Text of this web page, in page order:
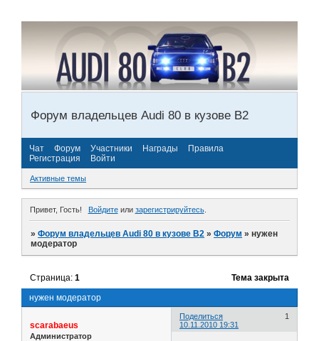
Форум владельцев Audi 80 в кузове В2
Чат Форум Участники Награды
Правила
Регистрация
Войти
Активные темы
Привет, Гость! Войдитеили зарегистрируйтесь.
»Форум владельцев Audi 80 в кузове В2 »Форум »нужен
модератор
нужен модератор
Страница:1 Тема закрыта
Поделиться
1
10.11.2010 19:31
scarabaeus
Администратор